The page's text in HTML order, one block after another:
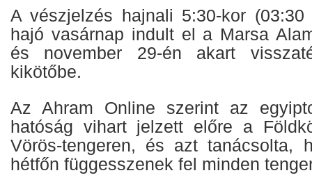
A vészjelzés hajnali 5:30-kor
hajó vasárnap indult el a Marsa
és november 29-én akart
kikötőbe.
Az Ahram Online szerint az
hatóság vihart jelzett előre a
Vörös-tengeren, és azt tanácsolta,
hétfőn függesszenek fel minden